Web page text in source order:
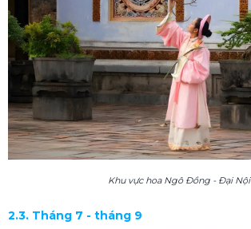
Khu vực hoa Ngô Đồng - Đại Nội
2.3. Tháng 7 - tháng 9